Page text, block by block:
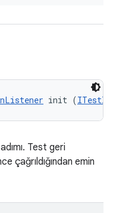
init (
Test geri
çağrıldığından emin